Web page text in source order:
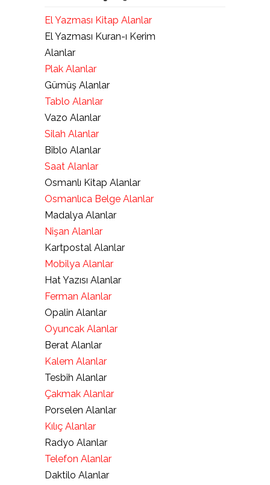
El Yazması Kitap Alanlar
El Yazması Kuran-ı Kerim
Alanlar
Plak Alanlar
Gümüş Alanlar
Tablo Alanlar
Vazo Alanlar
Silah Alanlar
Biblo Alanlar
Saat Alanlar
Osmanlı Kitap Alanlar
Osmanlıca Belge Alanlar
Madalya Alanlar
Nişan Alanlar
Kartpostal Alanlar
Mobilya Alanlar
Hat Yazısı Alanlar
Ferman Alanlar
Opalin Alanlar
Oyuncak Alanlar
Berat Alanlar
Kalem Alanlar
Tesbih Alanlar
Çakmak Alanlar
Porselen Alanlar
Kılıç Alanlar
Radyo Alanlar
Telefon Alanlar
Daktilo Alanlar